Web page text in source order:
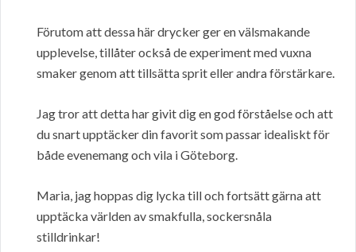
Förutom att dessa här drycker ger en välsmakande
upplevelse, tillåter också de experiment med vuxna
smaker genom att tillsätta sprit eller andra förstärkare.
Jag tror att detta har givit dig en god förståelse och att
du snart upptäcker din favorit som passar idealiskt för
både evenemang och vila i Göteborg.
Maria, jag hoppas dig lycka till och fortsätt gärna att
upptäcka världen av smakfulla, sockersnåla
stilldrinkar!